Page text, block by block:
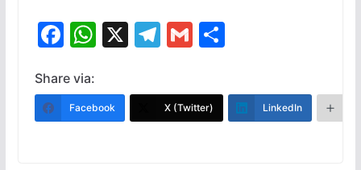
F
e
b
W
at
s
X T
e
gr
G
ai
l
S
ar
e
Share via:
Facebook X (Twitter) LinkedIn